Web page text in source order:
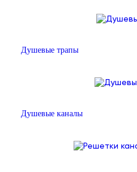
Душевые трапы
Душевые каналы